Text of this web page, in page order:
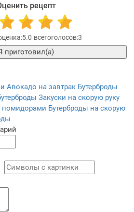
рецепт
5.0 3
Я приготовил(а)
Авокадо на завтрак Бутерброды
Закуски на скорую руку
помидорами Бутерброды на скорую